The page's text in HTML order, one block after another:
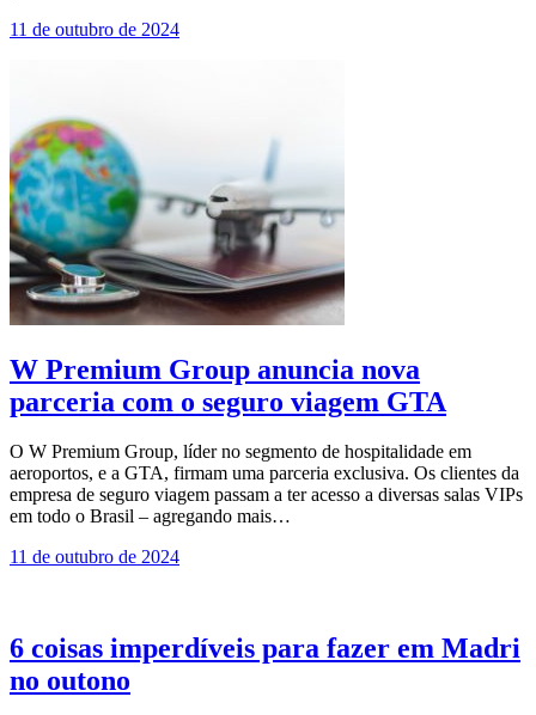
11 de outubro de 2024
W Premium Group anuncia nova
parceria com o seguro viagem GTA
O W Premium Group, líder no segmento de hospitalidade em
aeroportos, e a GTA, firmam uma parceria exclusiva. Os clientes da
empresa de seguro viagem passam a ter acesso a diversas salas VIPs
em todo o Brasil – agregando mais…
11 de outubro de 2024
6 coisas imperdíveis para fazer em Madri
no outono